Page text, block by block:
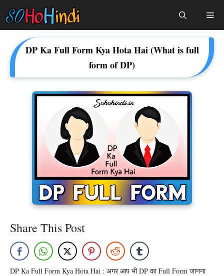
To
Content
DP Ka Full Form Kya Hota Hai (What is full
form of DP)
Share This Post
DP Ka Full Form Kya Hota Hai : अगर आप भी DP का Full Form जानना